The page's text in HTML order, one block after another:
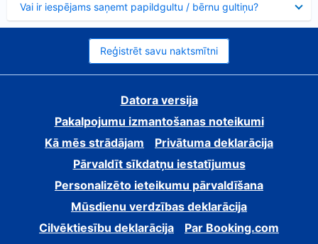
Vai ir iespējams saņemt papildgultu / bērnu gultiņu?
Reģistrēt savu naktsmītni
Datora versija
Pakalpojumu izmantošanas noteikumi
Kā mēs strādājam
Privātuma deklarācija
Pārvaldīt sīkdatņu iestatījumus
Personalizēto ieteikumu pārvaldīšana
Mūsdienu verdzības deklarācija
Cilvēktiesību deklarācija
Par Booking.com